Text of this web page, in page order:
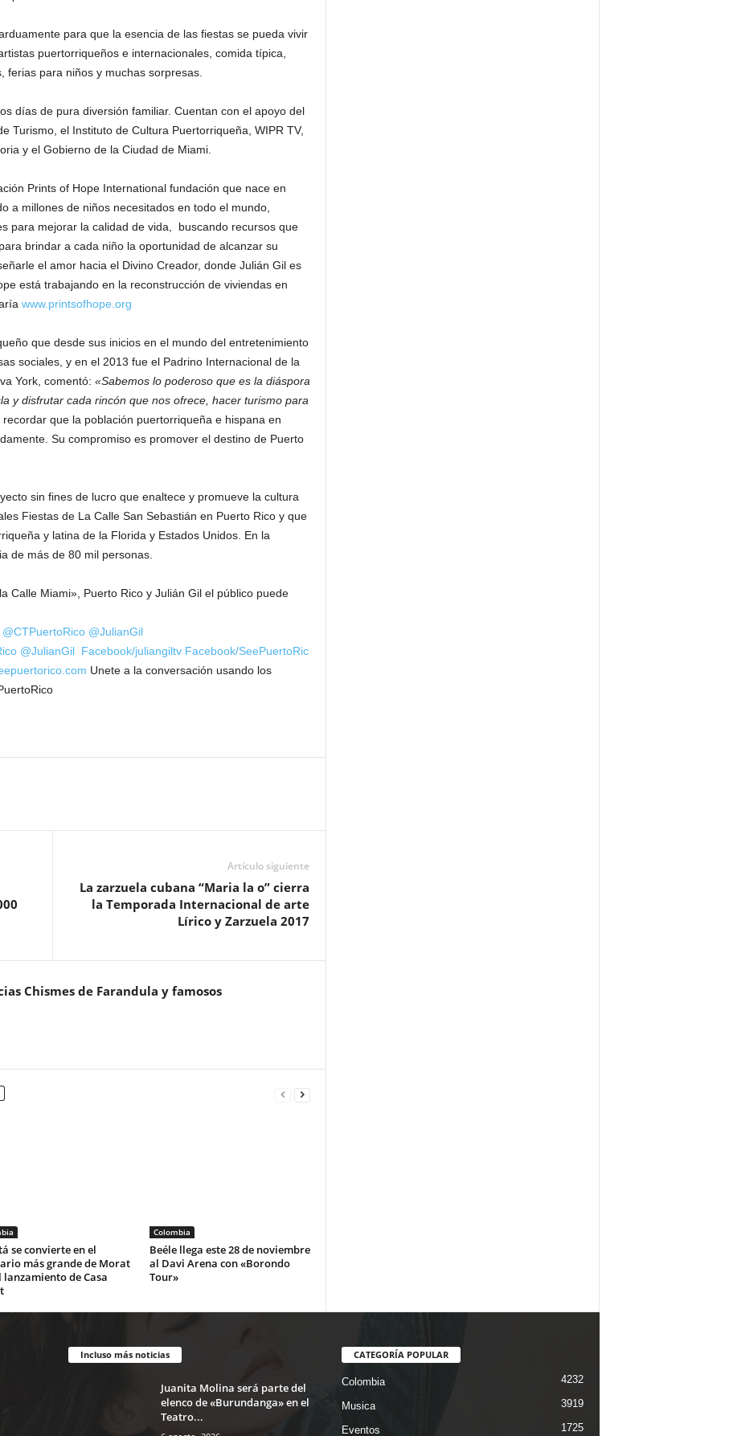
para que la esencia de las fiestas se pueda vivir
puertorriqueños e internacionales, comida típica,
para niños y muchas sorpresas.
días de pura diversión familiar. Cuentan con el apoyo del
Turismo, el Instituto de Cultura Puertorriqueña, WIPR TV,
y el Gobierno de la Ciudad de Miami.
Prints of Hope International fundación que nace en
a millones de niños necesitados en todo el mundo,
para mejorar la calidad de vida, buscando recursos que
brindar a cada niño la oportunidad de alcanzar su
el amor hacia el Divino Creador, donde Julián Gil es
está trabajando en la reconstrucción de viviendas en
www.printsofhope.org
que desde sus inicios en el mundo del entretenimiento
sociales, y en el 2013 fue el Padrino Internacional de la
York, comentó: «Sabemos lo poderoso que es la diáspora
y disfrutar cada rincón que nos ofrece, hacer turismo para
que la población puertorriqueña e hispana en
Su compromiso es promover el destino de Puerto
sin fines de lucro que enaltece y promueve la cultura
Fiestas de La Calle San Sebastián en Puerto Rico y que
y latina de la Florida y Estados Unidos. En la
de más de 80 mil personas.
Calle Miami», Puerto Rico y Julián Gil el público puede
@CTPuertoRico @JulianGil
@JulianGil Facebook/juliangiltv Facebook/SeePuertoRic
Unete a la conversación usando los
Artículo siguiente
La zarzuela cubana “Maria la o” cierra
la Temporada Internacional de arte
Lírico y Zarzuela 2017
Chismes de Farandula y famosos
se convierte en el
más grande de Morat
lanzamiento de Casa
Colombia
Beéle llega este 28 de noviembre
al Davi Arena con «Borondo
Tour»
Incluso más noticias
Juanita Molina será parte del
elenco de «Burundanga» en el
Teatro...
CATEGORÍA POPULAR
Colombia 4232
Musica 3919
Eventos 1725